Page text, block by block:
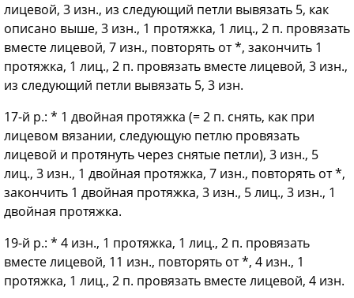
лицевой, 3 изн., из следующий петли вывязать 5, как
описано выше, 3 изн., 1 протяжка, 1 лиц., 2 п. провязать
вместе лицевой, 7 изн., повторять от *, закончить 1
протяжка, 1 лиц., 2 п. провязать вместе лицевой, 3 изн.,
из следующий петли вывязать 5, 3 изн.
17-й р.: * 1 двойная протяжка (= 2 п. снять, как при
лицевом вязании, следующую петлю провязать
лицевой и протянуть через снятые петли), 3 изн., 5
лиц., 3 изн., 1 двойная протяжка, 7 изн., повторять от *,
закончить 1 двойная протяжка, 3 изн., 5 лиц., 3 изн., 1
двойная протяжка.
19-й р.: * 4 изн., 1 протяжка, 1 лиц., 2 п. провязать
вместе лицевой, 11 изн., повторять от *, 4 изн., 1
протяжка, 1 лиц., 2 п. провязать вместе лицевой, 4 изн.